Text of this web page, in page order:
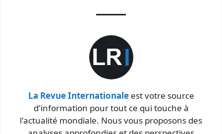
La Revue Internationaleest votre source
d'information pour tout ce qui touche à
l'actualité mondiale. Nous vous proposons des